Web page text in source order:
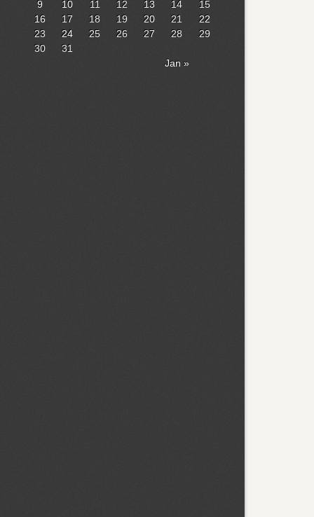
Jan »
9 10 11 12 13 14
15
16
17 18 19 20 21
22
23
24 25 26 27 28
29
30
31